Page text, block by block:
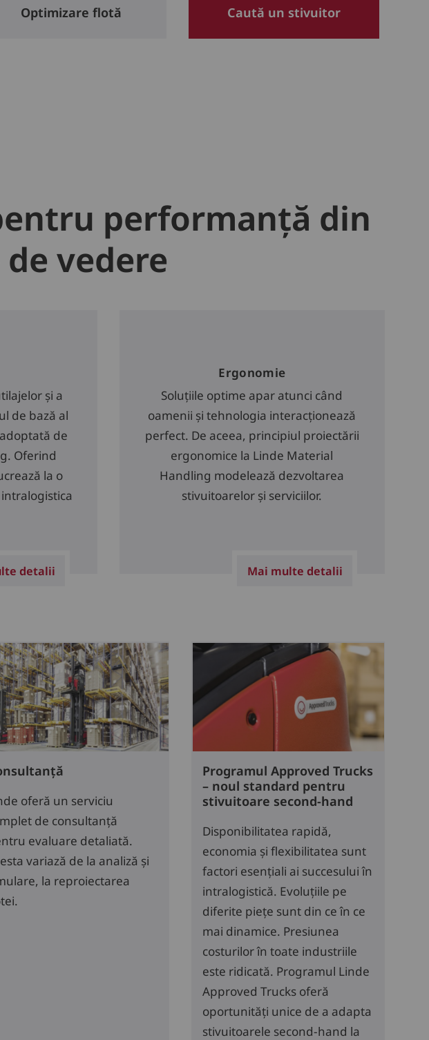
Optimizare flotă Caută un stivuitor
performanță din
vedere
și a
de bază al
de
Oferind
la o
detalii
Ergonomie
Soluțiile optime apar atunci când
oamenii și tehnologia interacționează
perfect. De aceea, principiul proiectării
ergonomice la Linde Material
Handling modelează dezvoltarea
stivuitoarelor și serviciilor.
Mai multe detalii
oferă un serviciu
de consultanță
evaluare detaliată.
variază de la analiză și
la reproiectarea
Programul Approved Trucks
– noul standard pentru
stivuitoare second-hand
Disponibilitatea rapidă,
economia și flexibilitatea sunt
factori esențiali ai succesului în
intralogistică. Evoluțiile pe
diferite piețe sunt din ce în ce
mai dinamice. Presiunea
costurilor în toate industriile
este ridicată. Programul Linde
Approved Trucks oferă
oportunități unice de a adapta
stivuitoarele second-hand la